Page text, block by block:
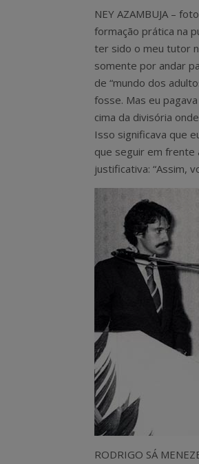
NEY AZAMBUJA –
formação prática na
ter sido o meu tutor
somente por andar
de “mundo dos
fosse. Mas eu
cima da divisória
Isso significava que
que seguir em frente
justificativa: “Assim,
RODRIGO SÁ